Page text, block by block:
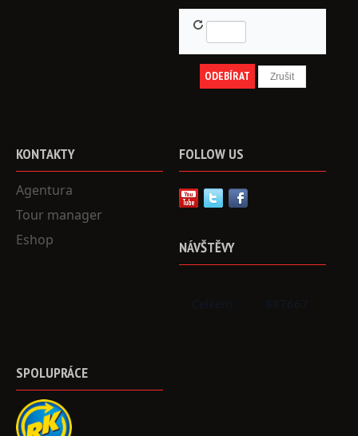
KONTAKTY
Agentura
Tour manager
Eshop
FOLLOW US
NÁVŠTĚVY
Celkem: 887667
SPOLUPRÁCE